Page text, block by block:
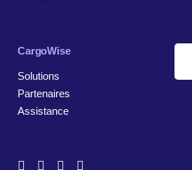
CargoWise
Solutions
Partenaires
Assistance